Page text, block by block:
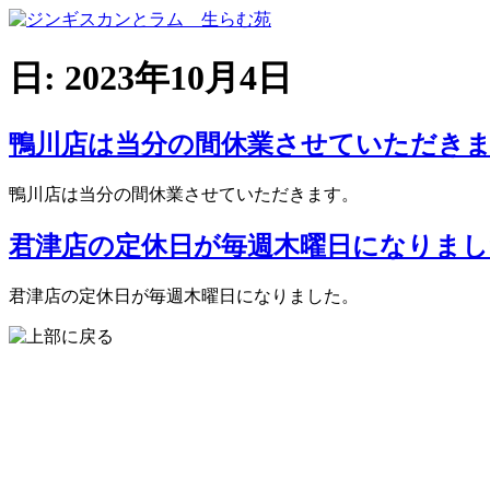
コ
テ
ン
に
ス
ッ
日: 2023年10月4日
鴨川店は当分の間休業させていただきま
鴨川店は当分の間休業させていただきます。
君津店の定休日が毎週木曜日になりまし
君津店の定休日が毎週木曜日になりました。